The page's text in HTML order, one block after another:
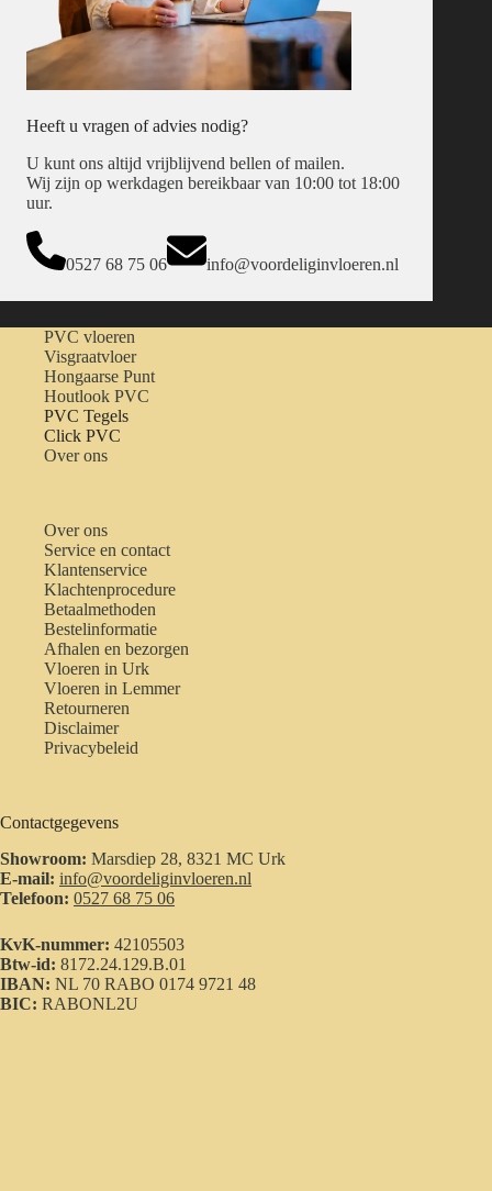
Heeft u vragen of advies nodig?
U kunt ons altijd vrijblijvend bellen of mailen.
Wij zijn op werkdagen bereikbaar van 10:00 tot 18:00
uur.
0527 68 75 06 info@voordeliginvloeren.nl
PVC vloeren
Visgraatvloer
Hongaarse Punt
Houtlook PVC
PVC Tegels
Click PVC
Over ons
Over ons
Service en contact
Klantenservice
Klachtenprocedure
Betaalmethoden
Bestelinformatie
Afhalen en bezorgen
Vloeren in Urk
Vloeren in Lemmer
Retourneren
Disclaimer
Privacybeleid
Contactgegevens
Showroom: Marsdiep 28, 8321 MC Urk
E-mail: info@voordeliginvloeren.nl
Telefoon: 0527 68 75 06
KvK-nummer: 42105503
Btw-id: 8172.24.129.B.01
IBAN: NL 70 RABO 0174 9721 48
BIC: RABONL2U